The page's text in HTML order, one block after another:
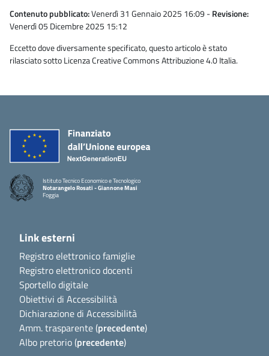
Contenuto pubblicato:Venerdì 31 Gennaio 2025 16:09-Revisione:
Venerdì 05 Dicembre 2025 15:12
Eccetto dove diversamente specificato, questo articolo è stato
rilasciato sotto Licenza Creative Commons Attribuzione 4.0 Italia.
Istituto Tecnico Economico e Tecnologico
Notarangelo Rosati - Giannone Masi
Foggia
Link esterni
Registro elettronico famiglie
Registro elettronico docenti
Sportello digitale
Obiettivi di Accessibilità
Dichiarazione di Accessibilità
Amm. trasparente (precedente)
Albo pretorio (precedente)